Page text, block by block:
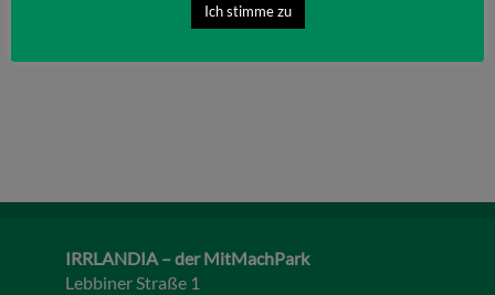
IRRLANDIA – der MitMachPark
Lebbiner Straße 1
Ich stimme zu